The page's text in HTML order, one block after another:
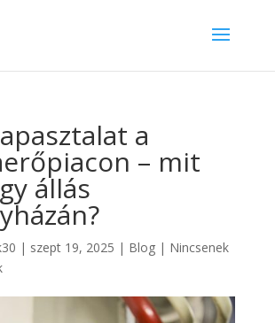
a
– mit
állás
| szept 19, 2025 | Blog| Nincsenek